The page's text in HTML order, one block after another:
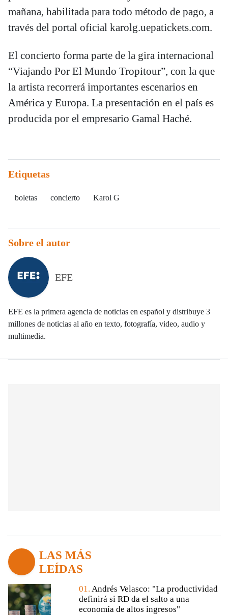
mañana, habilitada para todo método de pago, a
través del portal oficial karolg.uepatickets.com.
El concierto forma parte de la gira internacional
“Viajando Por El Mundo Tropitour”, con la que
la artista recorrerá importantes escenarios en
América y Europa. La presentación en el país es
producida por el empresario Gamal Haché.
Etiquetas
boletas concierto Karol G
Sobre el autor
EFE
EFE es la primera agencia de noticias en español y distribuye 3
millones de noticias al año en texto, fotografía, video, audio y
multimedia.
LAS MÁS
LEÍDAS
01. Andrés Velasco: "La productividad
definirá si RD da el salto a una
economía de altos ingresos"